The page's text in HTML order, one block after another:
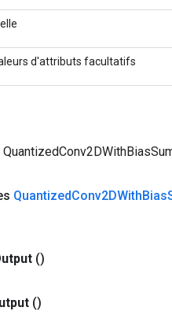
d'attributs facultatifs
QuantizedConv2DWithBias
()
()